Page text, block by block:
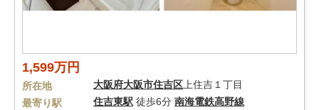
1,599万円
所在地 大阪府大阪市住吉区 上住吉１丁目
最寄り駅
住吉東駅 徒歩6分 南海電鉄高野線